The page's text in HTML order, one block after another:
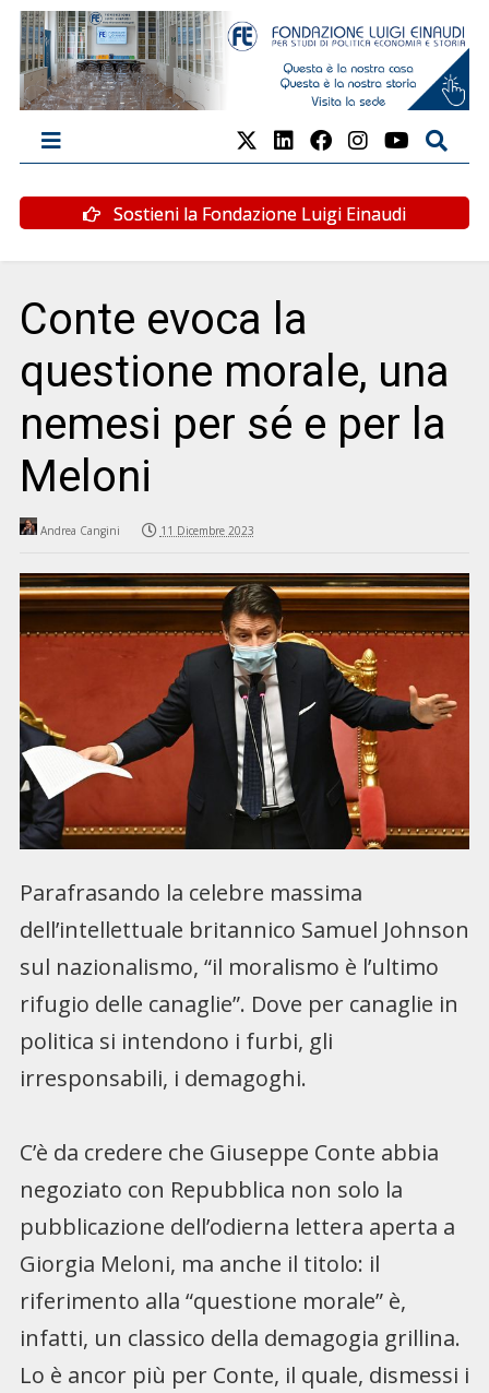
Sostieni la Fondazione Luigi Einaudi
Conte evoca la
questione morale, una
nemesi per sé e per la
Meloni
Andrea Cangini 11 Dicembre 2023
Parafrasando la celebre massima
dell’intellettuale britannico Samuel Johnson
sul nazionalismo, “il moralismo è l’ultimo
rifugio delle canaglie”. Dove per canaglie in
politica si intendono i furbi, gli
irresponsabili, i demagoghi.
C’è da credere che Giuseppe Conte abbia
negoziato con Repubblica non solo la
pubblicazione dell’odierna lettera aperta a
Giorgia Meloni, ma anche il titolo: il
riferimento alla “questione morale” è,
infatti, un classico della demagogia grillina.
Lo è ancor più per Conte, il quale, dismessi i